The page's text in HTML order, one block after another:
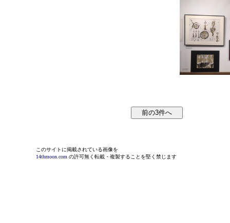
このサイトに掲載されている画像を
14thmoon.com の許可無く転載・複製することを堅く禁じます